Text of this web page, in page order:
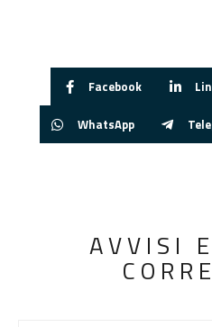
Facebook
WhatsApp
AVVISI